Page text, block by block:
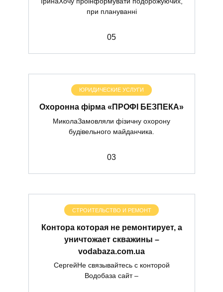
при плануванні
05
ЮРИДИЧЕСКИЕ УСЛУГИ
Охоронна фірма «ПРОФІ БЕЗПЕКА»
МиколаЗамовляли фізичну охорону
будівельного майданчика.
03
СТРОИТЕЛЬСТВО И РЕМОНТ
Контора которая не ремонтирует, а
уничтожает скважины –
vodabaza.com.ua
СергейНе связывайтесь с конторой
Водобаза сайт –